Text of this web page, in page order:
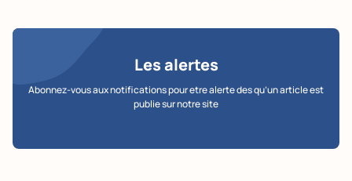
Les alertes
Abonnez-vous aux notifications pour etre alerte des qu’un article est
publie sur notre site